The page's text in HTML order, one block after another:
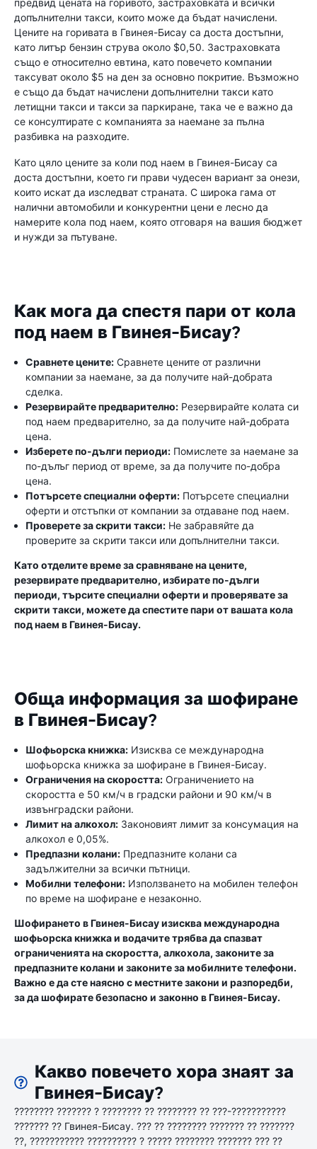
предвид цената на горивото, застраховката и всички
допълнителни такси, които може да бъдат начислени.
Цените на горивата в Гвинея-Бисау са доста достъпни,
като литър бензин струва около $0,50. Застраховката
също е относително евтина, като повечето компании
таксуват около $5 на ден за основно покритие. Възможно
е също да бъдат начислени допълнителни такси като
летищни такси и такси за паркиране, така че е важно да
се консултирате с компанията за наемане за пълна
разбивка на разходите.
Като цяло цените за коли под наем в Гвинея-Бисау са
доста достъпни, което ги прави чудесен вариант за онези,
които искат да изследват страната. С широка гама от
налични автомобили и конкурентни цени е лесно да
намерите кола под наем, която отговаря на вашия бюджет
и нужди за пътуване.
Как мога да спестя пари от кола
под наем в Гвинея-Бисау?
Сравнете цените: Сравнете цените от различни
компании за наемане, за да получите най-добрата
сделка.
Резервирайте предварително: Резервирайте колата си
под наем предварително, за да получите най-добрата
цена.
Изберете по-дълги периоди: Помислете за наемане за
по-дълъг период от време, за да получите по-добра
цена.
Потърсете специални оферти: Потърсете специални
оферти и отстъпки от компании за отдаване под наем.
Проверете за скрити такси: Не забравяйте да
проверите за скрити такси или допълнителни такси.
Като отделите време за сравняване на цените,
резервирате предварително, избирате по-дълги
периоди, търсите специални оферти и проверявате за
скрити такси, можете да спестите пари от вашата кола
под наем в Гвинея-Бисау.
Обща информация за шофиране
в Гвинея-Бисау?
Шофьорска книжка: Изисква се международна
шофьорска книжка за шофиране в Гвинея-Бисау.
Ограничения на скоростта: Ограничението на
скоростта е 50 км/ч в градски райони и 90 км/ч в
извънградски райони.
Лимит на алкохол: Законовият лимит за консумация на
алкохол е 0,05%.
Предпазни колани: Предпазните колани са
задължителни за всички пътници.
Мобилни телефони: Използването на мобилен телефон
по време на шофиране е незаконно.
Шофирането в Гвинея-Бисау изисква международна
шофьорска книжка и водачите трябва да спазват
ограниченията на скоростта, алкохола, законите за
предпазните колани и законите за мобилните телефони.
Важно е да сте наясно с местните закони и разпоредби,
за да шофирате безопасно и законно в Гвинея-Бисау.
Какво повечето хора знаят за
Гвинея-Бисау?
???????? ??????? ? ???????? ?? ???????? ?? ???-???????????
??????? ?? Гвинея-Бисау. ??? ?? ???????? ??????? ?? ???????
??, ??????????? ?????????? ? ????? ???????? ??????? ??? ??